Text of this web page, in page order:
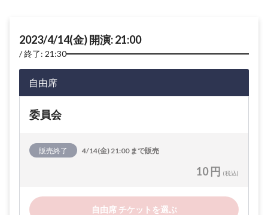
2023/4/14(金) 開演: 21:00
終了: 21:30
自由席
委員会
販売終了 4/14(金) 21:00 まで販売
10 円 (税込)
自由席 チケットを選ぶ